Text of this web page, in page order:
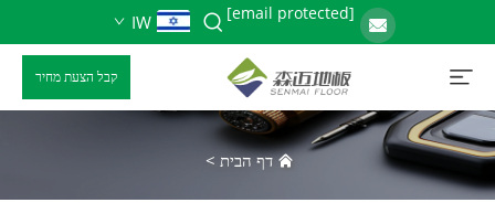
[email protected]
IW
קבל הצעת מחיר
דף הבית >